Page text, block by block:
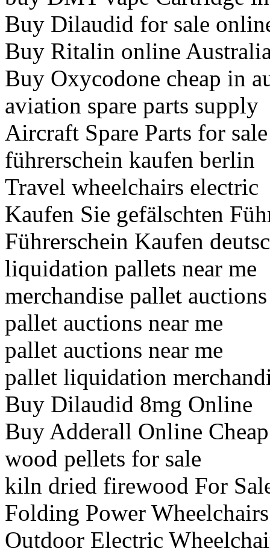
Buy Dilaudid for sale
Buy Ritalin online
Buy Oxycodone cheap in
aviation spare parts supply
Aircraft Spare Parts for sale
führerschein kaufen berlin
Travel wheelchairs electric
Kaufen Sie gefälschten
Führerschein Kaufen
liquidation pallets near me
merchandise pallet auctions
pallet auctions near me
pallet auctions near me
pallet liquidation
Buy Dilaudid 8mg Online
Buy Adderall Online Cheap
wood pellets for sale
kiln dried firewood For
Folding Power Wheelchairs
Outdoor Electric